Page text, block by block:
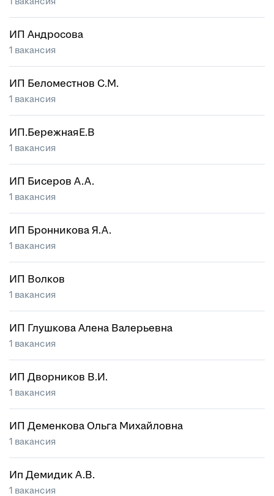
ИП Андросова
1 вакансия
ИП Беломестнов С.М.
1 вакансия
ИП.БережнаяЕ.В
1 вакансия
ИП Бисеров А.А.
1 вакансия
ИП Бронникова Я.А.
1 вакансия
ИП Волков
1 вакансия
ИП Глушкова Алена Валерьевна
1 вакансия
ИП Дворников В.И.
1 вакансия
ИП Деменкова Ольга Михайловна
1 вакансия
Ип Демидик А.В.
1 вакансия